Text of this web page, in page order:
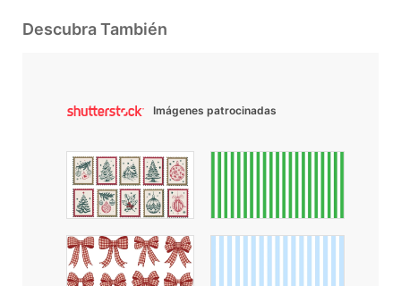
Descubra También
Imágenes patrocinadas